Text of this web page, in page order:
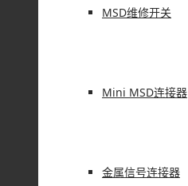
MSD维修开关
Mini MSD连接器
金属信号连接器